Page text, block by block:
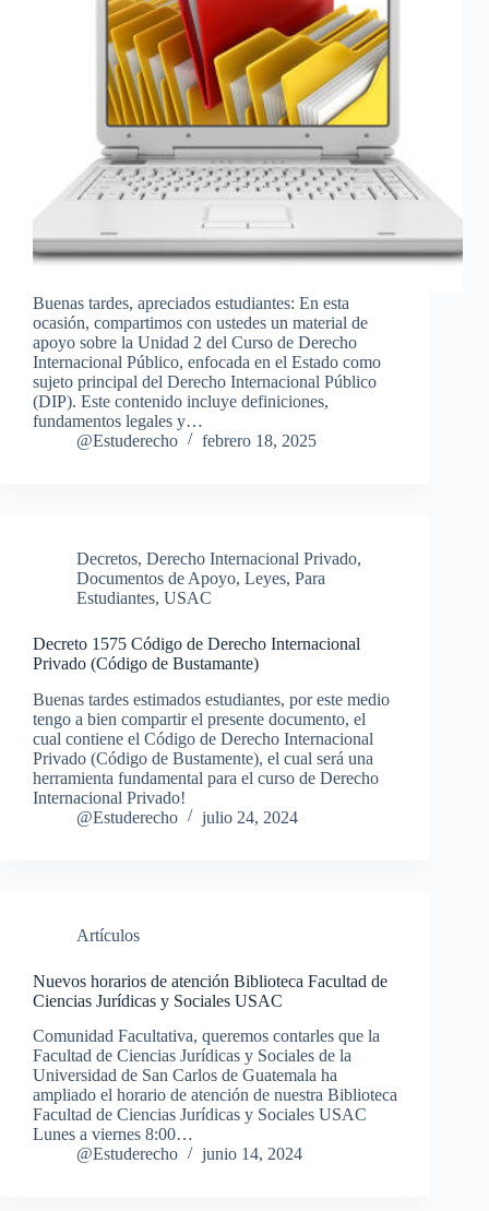
Buenas tardes, apreciados estudiantes: En esta
ocasión, compartimos con ustedes un material de
apoyo sobre la Unidad 2 del Curso de Derecho
Internacional Público, enfocada en el Estado como
sujeto principal del Derecho Internacional Público
(DIP). Este contenido incluye definiciones,
fundamentos legales y…
@Estuderecho
febrero 18, 2025
Decretos, Derecho Internacional Privado,
Documentos de Apoyo, Leyes, Para
Estudiantes, USAC
Decreto 1575 Código de Derecho Internacional
Privado (Código de Bustamante)
Buenas tardes estimados estudiantes, por este medio
tengo a bien compartir el presente documento, el
cual contiene el Código de Derecho Internacional
Privado (Código de Bustamente), el cual será una
herramienta fundamental para el curso de Derecho
Internacional Privado!
@Estuderecho
julio 24, 2024
Artículos
Nuevos horarios de atención Biblioteca Facultad de
Ciencias Jurídicas y Sociales USAC
Comunidad Facultativa, queremos contarles que la
Facultad de Ciencias Jurídicas y Sociales de la
Universidad de San Carlos de Guatemala ha
ampliado el horario de atención de nuestra Biblioteca
Facultad de Ciencias Jurídicas y Sociales USAC
Lunes a viernes 8:00…
@Estuderecho
junio 14, 2024